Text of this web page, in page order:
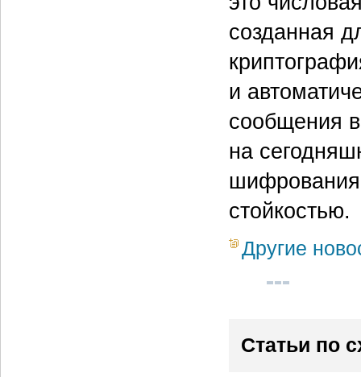
созданная
и
сообщения
на
шифрования
стойкостью.
Другие
Статьи по